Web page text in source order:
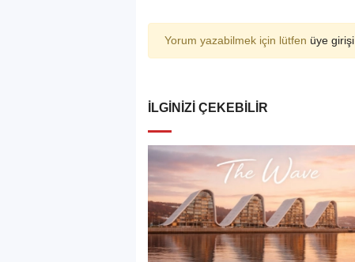
Yorum yazabilmek için lütfen üye girişi
İLGINIZI ÇEKEBILIR